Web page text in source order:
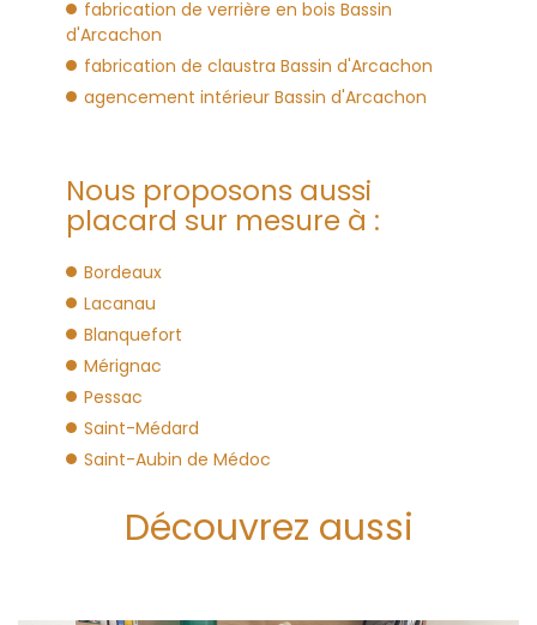
fabrication de verrière en bois Bassin
d'Arcachon
fabrication de claustra Bassin d'Arcachon
agencement intérieur Bassin d'Arcachon
Nous proposons aussi
placard sur mesure à :
Bordeaux
Lacanau
Blanquefort
Mérignac
Pessac
Saint-Médard
Saint-Aubin de Médoc
Découvrez aussi